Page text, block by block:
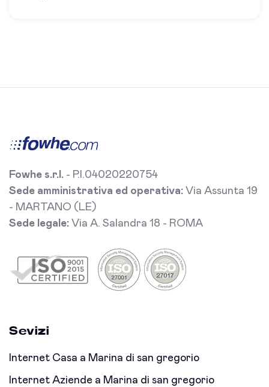
Fowhe s.r.l. - P.I.04020220754
Sede amministrativa ed operativa: Via Assunta 19
- MARTANO (LE)
Sede legale: Via A. Salandra 18 - ROMA
Sevizi
Internet Casa a Marina di san gregorio
Internet Aziende a Marina di san gregorio